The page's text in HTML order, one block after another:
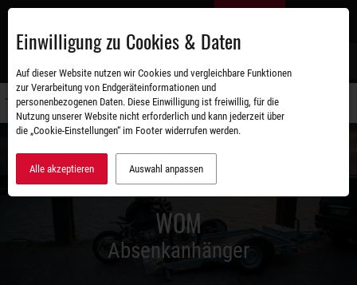
Zum
WOM
Absenkanhänger
Einwilligung zu Cookies & Daten
Auf dieser Website nutzen wir Cookies und vergleichbare Funktionen
zur Verarbeitung von Endgeräteinformationen und
personenbezogenen Daten. Diese Einwilligung ist freiwillig, für die
Nutzung unserer Website nicht erforderlich und kann jederzeit über
die „Cookie-Einstellungen“ im Footer widerrufen werden.
Alle akzeptieren Auswahl anpassen